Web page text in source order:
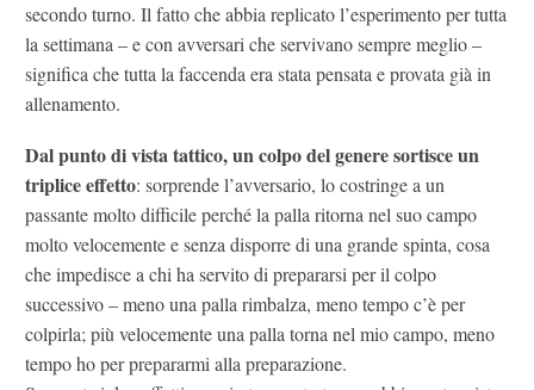
secondo turno. Il fatto che abbia replicato l’esperimento per tutta
la settimana – e con avversari che servivano sempre meglio –
significa che tutta la faccenda era stata pensata e provata già in
allenamento.
Dal punto di vista tattico, un colpo del genere sortisce un
triplice effetto: sorprende l’avversario, lo costringe a un
passante molto difficile perché la palla ritorna nel suo campo
molto velocemente e senza disporre di una grande spinta, cosa
che impedisce a chi ha servito di prepararsi per il colpo
successivo – meno una palla rimbalza, meno tempo c’è per
colpirla; più velocemente una palla torna nel mio campo, meno
tempo ho per prepararmi alla preparazione.